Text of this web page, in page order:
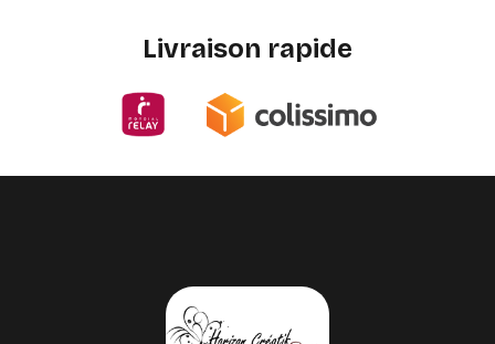
Livraison rapide